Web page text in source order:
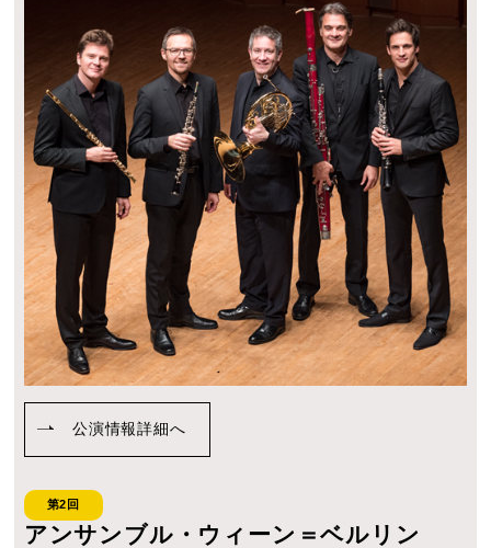
公演情報詳細へ
第2回
アンサンブル・ウィーン＝ベルリン